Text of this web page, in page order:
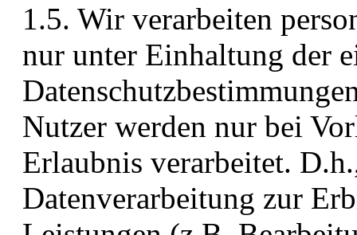
1.5. Wir verarbeiten
nur unter Einhaltung der
Nutzer werden nur bei
Erlaubnis verarbeitet.
Datenverarbeitung zur